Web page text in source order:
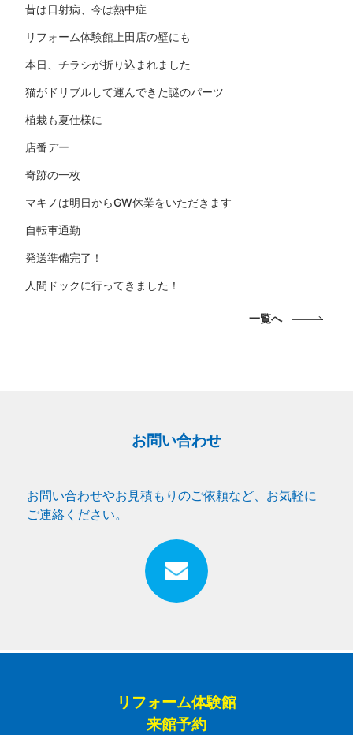
昔は日射病、今は熱中症
リフォーム体験館上田店の壁にも
本日、チラシが折り込まれました
猫がドリブルして運んできた謎のパーツ
植栽も夏仕様に
店番デー
奇跡の一枚
マキノは明日からGW休業をいただきます
自転車通勤
発送準備完了！
人間ドックに行ってきました！
一覧へ
お問い合わせ
お問い合わせやお見積もりのご依頼など、お気軽に
ご連絡ください。
リフォーム体験館
来館予約